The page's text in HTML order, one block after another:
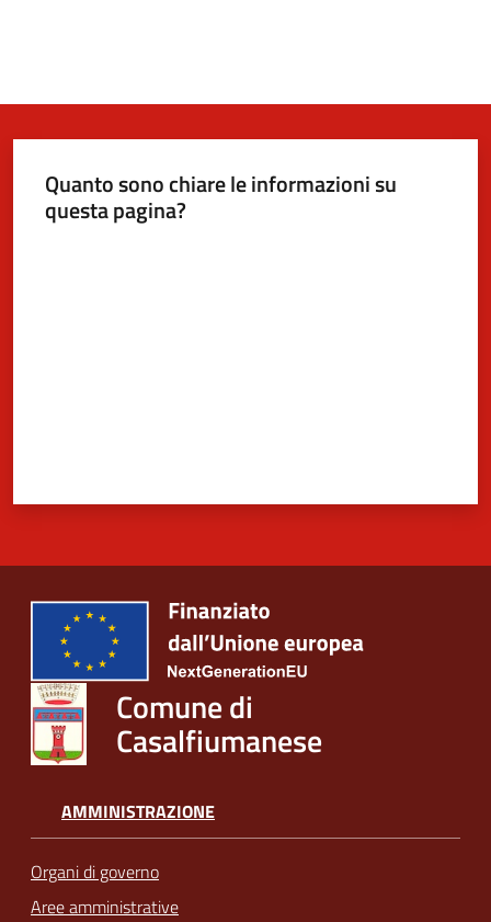
Quanto sono chiare le informazioni su
questa pagina?
Comune di
Casalfiumanese
AMMINISTRAZIONE
Organi di governo
Aree amministrative